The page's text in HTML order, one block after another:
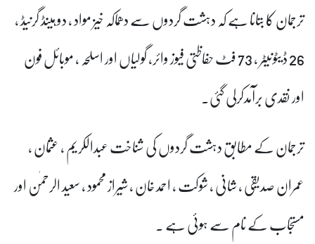
ترجمان کا بتانا ہے کہ دہشت گردوں سے دھماکہ خیز مواد ، دو ہینڈ گرنیڈ ،
26 ڈیٹونیٹر ، 73 فٹ حفاظتی فیوز وائر، گولیاں اور اسلحہ ، موبائل فون
اور نقدی برآمدکرلی گئی۔
ترجمان کے مطابق دہشت گردوں کی شناخت عبدالکریم ، عثمان ،
عمران صدیقی ، شانی ، شوکت ، احمد خان ، شیراز محمود ، سعید الرحمٰن اور
مستجاب کے نام سے ہوئی ہے ۔